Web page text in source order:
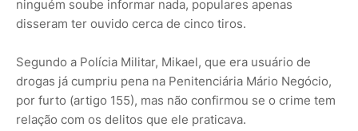
ninguém soube informar nada, populares apenas
disseram ter ouvido cerca de cinco tiros.
Segundo a Polícia Militar, Mikael, que era usuário de
drogas já cumpriu pena na Penitenciária Mário Negócio,
por furto (artigo 155), mas não confirmou se o crime tem
relação com os delitos que ele praticava.